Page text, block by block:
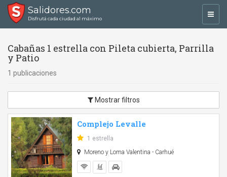
Salidores.com
Disfrutá cada ciudad al máximo
Cabañas 1 estrella con Pileta cubierta, Parrilla
y Patio
1 publicaciones
Mostrar filtros
Complejo Levalle
1 estrella
Moreno y Loma Valentina - Carhué